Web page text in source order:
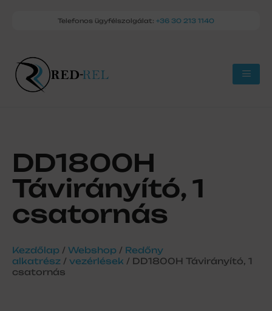
Telefonos ügyfélszolgálat: +36 30 213 1140
DD1800H
Távirányító, 1
csatornás
Kezdőlap / Webshop / Redőny
alkatrész / vezérlések / DD1800H Távirányító, 1
csatornás